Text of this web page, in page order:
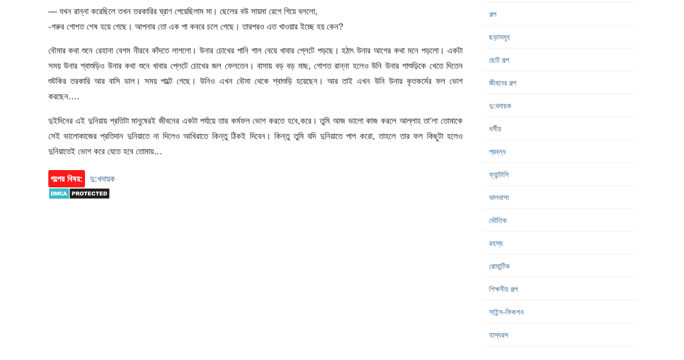
— যখন রান্না করেছিলে তখন তরকারির ঘ্রাণ পেয়েছিলাম মা। ছেলের বউ সায়মা রেগে গিয়ে বললো,
-গরুর গোশত শেষ হয়ে গেছে। আপনার তো এক পা কবরে চলে গেছে। তারপরও এত খাওয়ার ইচ্ছে হয় কেন?
বৌমার কথা শুনে রেহানা বেগম নীরবে কাঁদতে লাগলো। উনার চোখের পানি গাল বেয়ে খাবার প্লেটে পড়ছে। হঠাৎ উনার আগের কথা মনে পড়লো। একটা
সময় উনার শ্বাশুড়িও উনার কথা শুনে খাবার প্লেটে চোখের জল ফেলতেন। বাসায় বড় বড় মাছ, গোশত রান্না হলেও উনি উনার শাশুড়িকে খেতে দিতেন
শুটকির তরকারি আর বাসি ডাল। সময় পাল্টে গেছে। উনিও এখন বৌমা থেকে শ্বাশুড়ি হয়েছেন। আর তাই এখন উনি উনার কৃতকর্মের ফল ভোগ
করছেন….
দুইদিনের এই দুনিয়ায় প্রতিটা মানুষেরই জীবনের একটা পর্যায়ে তার কর্মফল ভোগ করতে হবে,করে। তুমি আজ ভালো কাজ করলে আল্লাহ তা’লা তোমাকে
সেই ভালোকাজের প্রতিদান দুনিয়াতে না দিলেও আখিরাতে কিন্তু ঠিকই দিবেন। কিন্তু তুমি যদি দুনিয়াতে পাপ করো, তাহলে তার ফল কিছুটা হলেও
দুনিয়াতেই ভোগ করে যেতে হবে তোমায়…
গল্পের বিষয়: দু:খদায়ক
গল্প
ছড়াসমূহ
ছোট গল্প
জীবনের গল্প
দু:খদায়ক
ধর্মীয়
প্রবন্ধ
ফ্যান্টাসি
ভালবাসা
ভৌতিক
রহস্য
রোমান্টিক
শিক্ষনীয় গল্প
সাইন্স-ফিকশন
হাস্যরস